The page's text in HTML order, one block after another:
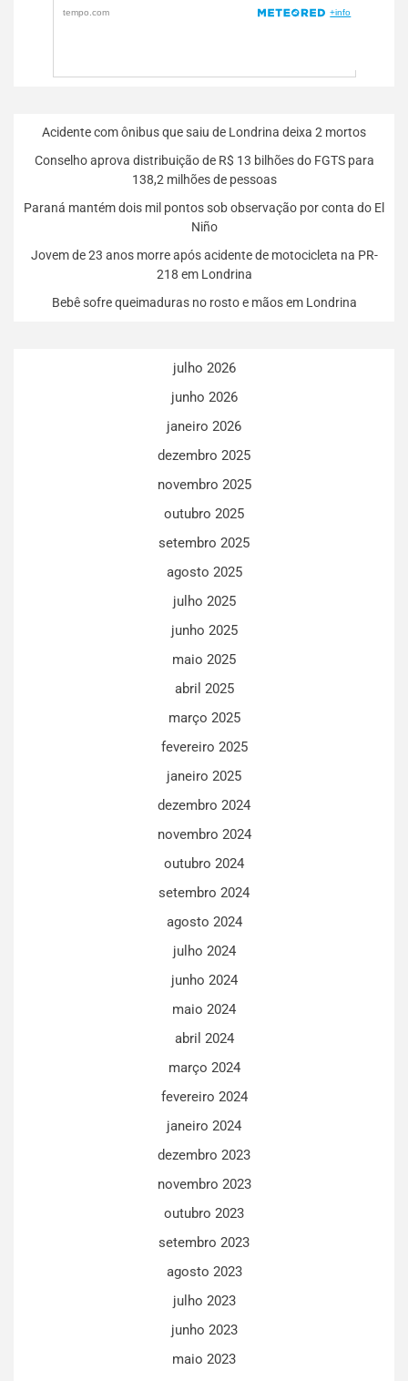
Acidente com ônibus que saiu de Londrina deixa 2 mortos
Conselho aprova distribuição de R$ 13 bilhões do FGTS para
138,2 milhões de pessoas
Paraná mantém dois mil pontos sob observação por conta do El
Niño
Jovem de 23 anos morre após acidente de motocicleta na PR-
218 em Londrina
Bebê sofre queimaduras no rosto e mãos em Londrina
julho 2026
junho 2026
janeiro 2026
dezembro 2025
novembro 2025
outubro 2025
setembro 2025
agosto 2025
julho 2025
junho 2025
maio 2025
abril 2025
março 2025
fevereiro 2025
janeiro 2025
dezembro 2024
novembro 2024
outubro 2024
setembro 2024
agosto 2024
julho 2024
junho 2024
maio 2024
abril 2024
março 2024
fevereiro 2024
janeiro 2024
dezembro 2023
novembro 2023
outubro 2023
setembro 2023
agosto 2023
julho 2023
junho 2023
maio 2023